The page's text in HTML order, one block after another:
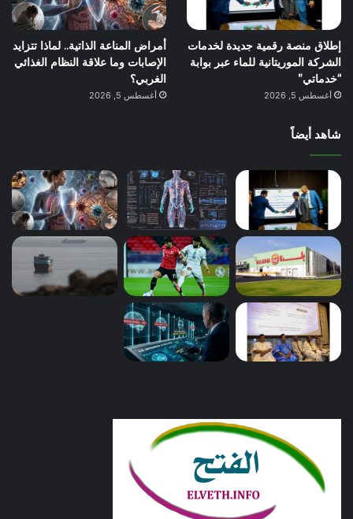
إطلاق منصة رقمية جديدة لخدمات
الشركة الموريتانية للماء عبر بوابة
“خدماتي”
أغسطس 5, 2026
أمراض المناعة الذاتية.. لماذا تتزايد
الإصابات وما علاقة النظام الغذائي
الغربي؟
أغسطس 5, 2026
شاهد أيضاً